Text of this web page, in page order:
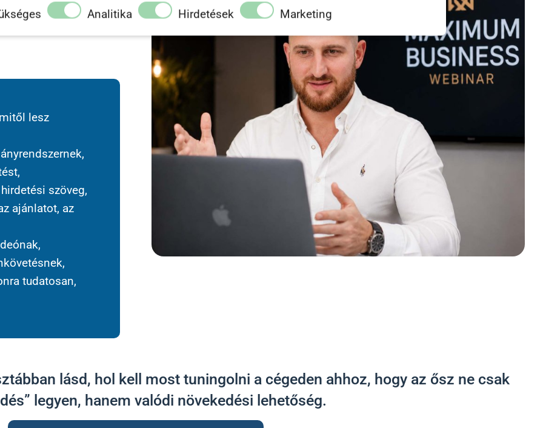
Analitika Hirdetések Marketing
valóban
lesz
szöveg,
ajánlatot, az
tudatosan,
lásd, hol kell most tuningolni a cégeden ahhoz, hogy az ősz ne csak
legyen, hanem valódi növekedési lehetőség.